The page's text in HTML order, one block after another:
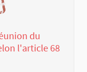
du
l'article 68